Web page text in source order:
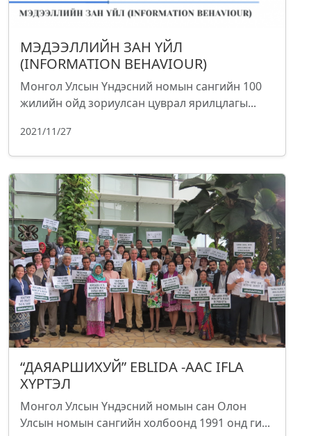
МЭДЭЭЛЛИЙН ЗАН ҮЙЛ
(INFORMATION BEHAVIOUR)
Монгол Улсын Үндэсний номын сангийн 100
жилийн ойд зориулсан цуврал ярилцлагы...
2021/11/27
“ДАЯАРШИХУЙ” EBLIDA -ААС IFLA
ХҮРТЭЛ
Монгол Улсын Үндэсний номын сан Олон
Улсын номын сангийн холбоонд 1991 онд ги...